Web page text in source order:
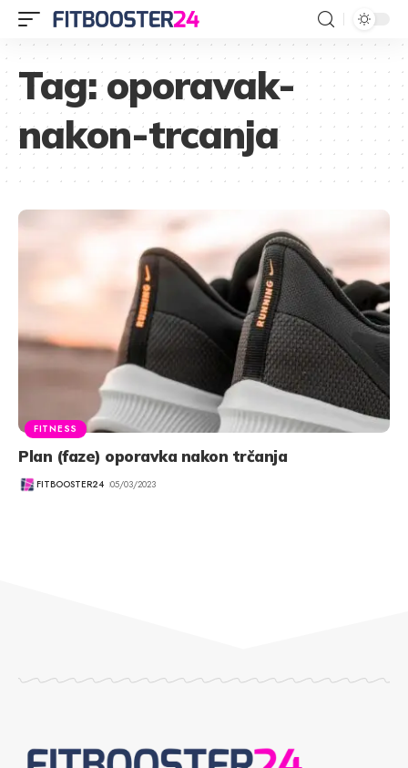
Tag:oporavak-
nakon-trcanja
FITNESS
Plan (faze) oporavka nakon trčanja
FITBOOSTER24 05/03/2023